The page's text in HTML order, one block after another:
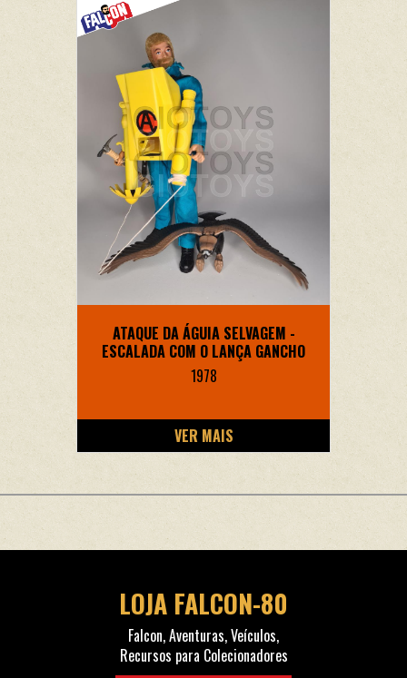
ATAQUE DA ÁGUIA SELVAGEM -
ESCALADA COM O LANÇA GANCHO
1978
VER MAIS
LOJA FALCON-80
Falcon, Aventuras, Veículos,
Recursos para Colecionadores